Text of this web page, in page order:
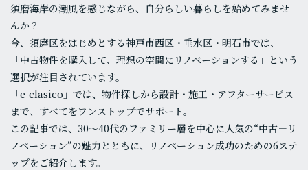
須磨海岸の潮風を感じながら、自分らしい暮らしを始めてみませ
んか？
今、須磨区をはじめとする神戸市西区・垂水区・明石市では、
「中古物件を購入して、理想の空間にリノベーションする」という
選択が注目されています。
「e-clasico」では、物件探しから設計・施工・アフターサービス
まで、すべてをワンストップでサポート。
この記事では、30〜40代のファミリー層を中心に人気の“中古＋リ
ノベーション”の魅力とともに、リノベーション成功のための6ステ
ップをご紹介します。